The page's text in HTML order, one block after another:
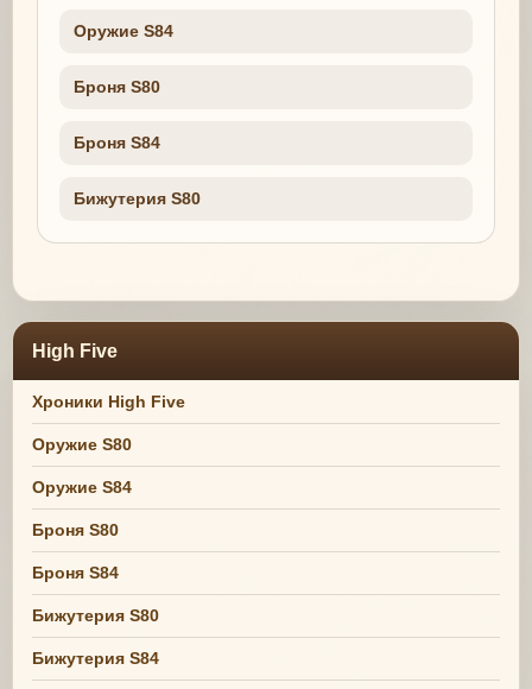
Оружие S84
Броня S80
Броня S84
Бижутерия S80
High Five
Хроники High Five
Оружие S80
Оружие S84
Броня S80
Броня S84
Бижутерия S80
Бижутерия S84